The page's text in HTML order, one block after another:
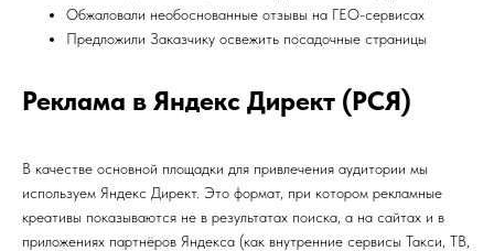
Обжаловали необоснованные отзывы на ГЕО-сервисах
Предложили Заказчику освежить посадочные страницы
Реклама в Яндекс Директ (РСЯ)
В качестве основной площадки для привлечения аудитории мы
используем Яндекс Директ. Это формат, при котором рекламные
креативы показываются не в результатах поиска, а на сайтах и в
приложениях партнёров Яндекса (как внутренние сервисы Такси, ТВ,